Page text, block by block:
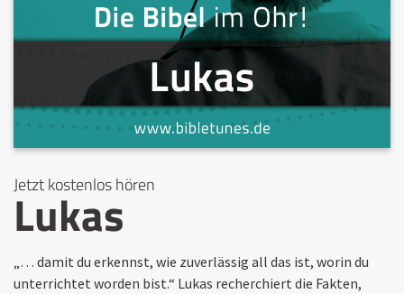
Jetzt kostenlos hören
Lukas
„… damit du erkennst, wie zuverlässig all das ist, worin du
unterrichtet worden bist.“ Lukas recherchiert die Fakten,